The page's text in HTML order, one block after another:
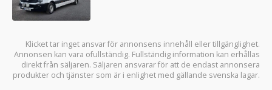
Klicket tar inget ansvar för annonsens innehåll eller tillgänglighet.
Annonsen kan vara ofullständig. Fullständig information kan erhållas
direkt från säljaren. Säljaren ansvarar för att de endast annonsera
produkter och tjänster som är i enlighet med gällande svenska lagar.